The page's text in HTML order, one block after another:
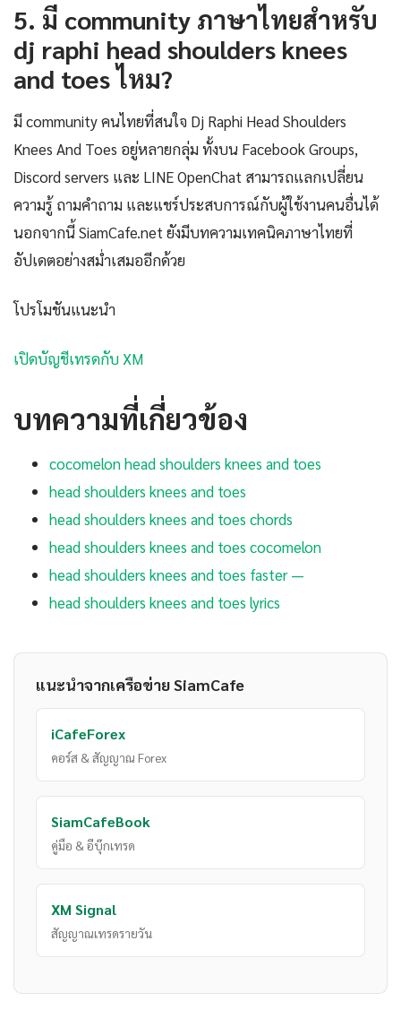
5. มี community ภาษาไทยสำหรับ
dj raphi head shoulders knees
and toes ไหม?
มี community คนไทยที่สนใจ Dj Raphi Head Shoulders
Knees And Toes อยู่หลายกลุ่ม ทั้งบน Facebook Groups,
Discord servers และ LINE OpenChat สามารถแลกเปลี่ยน
ความรู้ ถามคำถาม และแชร์ประสบการณ์กับผู้ใช้งานคนอื่นได้
นอกจากนี้ SiamCafe.net ยังมีบทความเทคนิคภาษาไทยที่
อัปเดตอย่างสม่ำเสมออีกด้วย
โปรโมชันแนะนำ
เปิดบัญชีเทรดกับ XM
บทความที่เกี่ยวข้อง
cocomelon head shoulders knees and toes
head shoulders knees and toes
head shoulders knees and toes chords
head shoulders knees and toes cocomelon
head shoulders knees and toes faster —
head shoulders knees and toes lyrics
แนะนำจากเครือข่าย SiamCafe
iCafeForex
คอร์ส & สัญญาณ Forex
SiamCafeBook
คู่มือ & อีบุ๊กเทรด
XM Signal
สัญญาณเทรดรายวัน